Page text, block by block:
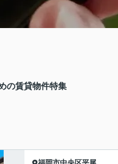
の賃貸物件特集